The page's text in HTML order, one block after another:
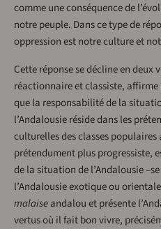
comme une conséquence de
notre peuple. Dans ce type de
oppression est notre culture et
Cette réponse se décline en deux
réactionnaire et classiste,
que la responsabilité de la
l’Andalousie réside dans les
culturelles des classes populaires
prétendument plus progressiste,
de la situation de l’Andalousie
l’Andalousie exotique ou
malaiseandalou et présente
vertus où il fait bon vivre,